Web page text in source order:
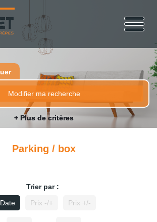
Modifier ma recherche
+ Plus de critères
Parking / box
Trier par :
Date
Prix -/+ Prix +/-